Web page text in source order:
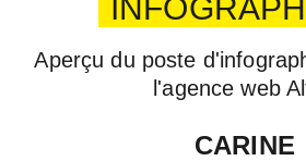
Aperçu du poste
l'agence web
CARINE